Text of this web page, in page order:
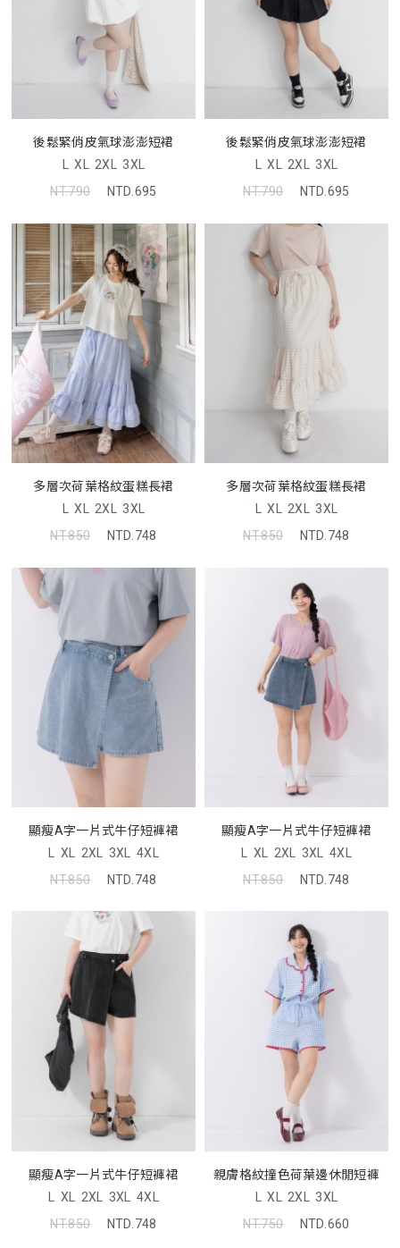
後鬆緊俏皮氣球澎澎短裙
L XL 2XL 3XL
NT.790
NTD.695
後鬆緊俏皮氣球澎澎短裙
L XL 2XL 3XL
NT.790
NTD.695
多層次荷葉格紋蛋糕長裙
L XL 2XL 3XL
NT.850
NTD.748
多層次荷葉格紋蛋糕長裙
L XL 2XL 3XL
NT.850
NTD.748
顯瘦A字一片式牛仔短褲裙
L XL 2XL 3XL 4XL
NT.850
NTD.748
顯瘦A字一片式牛仔短褲裙
L XL 2XL 3XL 4XL
NT.850
NTD.748
顯瘦A字一片式牛仔短褲裙
L XL 2XL 3XL 4XL
NT.850
NTD.748
親膚格紋撞色荷葉邊休閒短褲
L XL 2XL 3XL
NT.750
NTD.660